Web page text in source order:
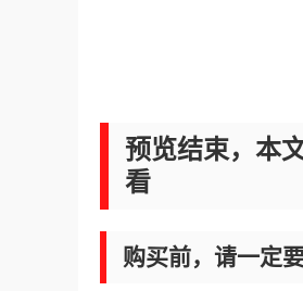
预览结束，本
看
购买前，请一定